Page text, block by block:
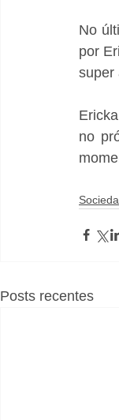
No
por
super
no
Posts recentes